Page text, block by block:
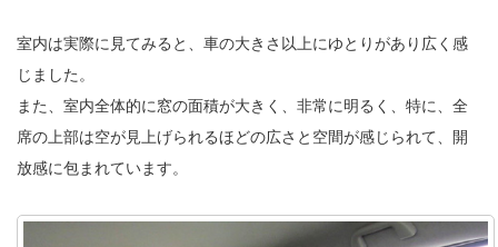
室内は実際に見てみると、車の大きさ以上にゆとりがあり広く感
じました。
また、室内全体的に窓の面積が大きく、非常に明るく、特に、全
席の上部は空が見上げられるほどの広さと空間が感じられて、開
放感に包まれています。